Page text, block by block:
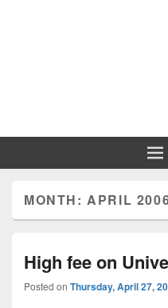
MONTH: APRIL
High fee on
Posted on Thursday, April 27,